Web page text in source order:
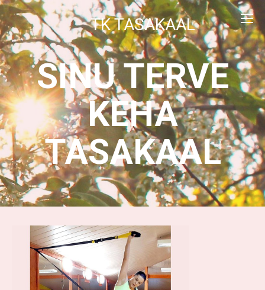
TK TASAKAAL
SINU TERVE
KEHA
TASAKAAL